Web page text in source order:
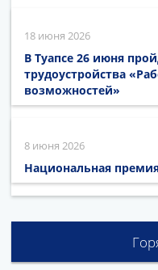
18 июня 2026
В Туапсе 26 июня
трудоустройства
возможностей»
8 июня 2026
Национальная